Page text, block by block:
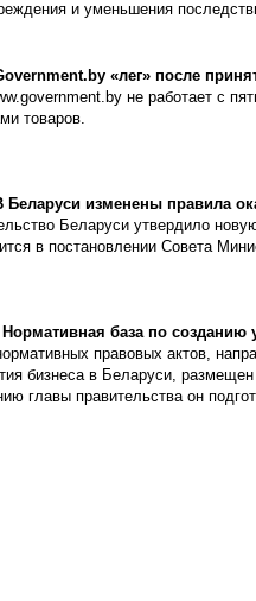
и уменьшения
«лег» после
не работает с
товаров.
Беларуси изменены правила
Беларуси утвердило
в постановлении Совета
Нормативная база по созданию
правовых актов,
бизнеса в Беларуси,
главы правительства он